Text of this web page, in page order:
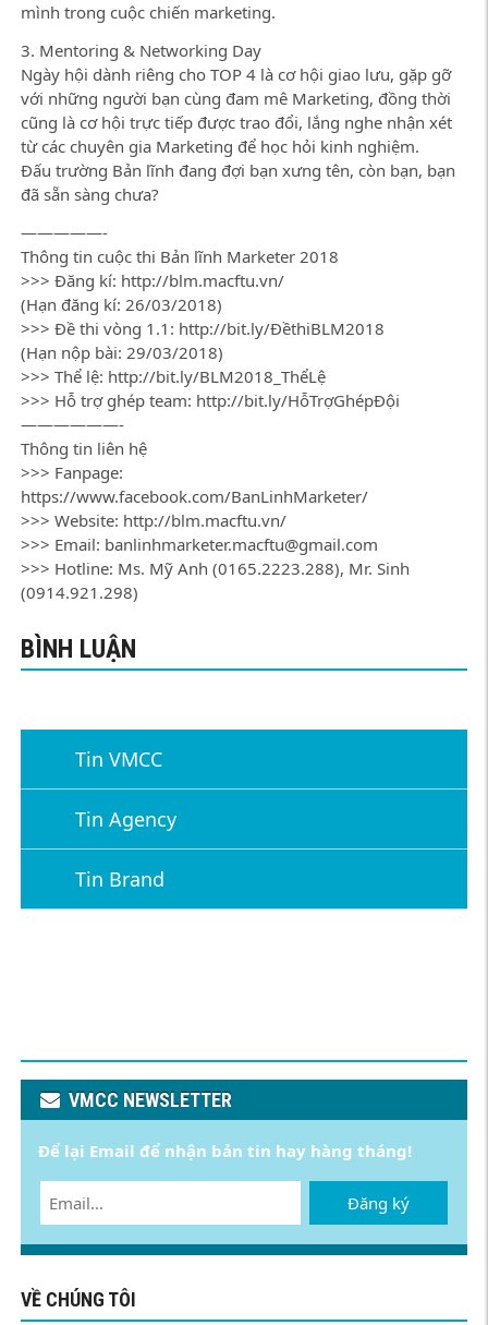
mình trong cuộc chiến marketing.
3. Mentoring & Networking Day
Ngày hội dành riêng cho TOP 4 là cơ hội giao lưu, gặp gỡ
với những người bạn cùng đam mê Marketing, đồng thời
cũng là cơ hội trực tiếp được trao đổi, lắng nghe nhận xét
từ các chuyên gia Marketing để học hỏi kinh nghiệm.
Đấu trường Bản lĩnh đang đợi bạn xưng tên, còn bạn, bạn
đã sẵn sàng chưa?
—————-
Thông tin cuộc thi Bản lĩnh Marketer 2018
>>> Đăng kí: http://blm.macftu.vn/
(Hạn đăng kí: 26/03/2018)
>>> Đề thi vòng 1.1: http://bit.ly/ĐềthiBLM2018
(Hạn nộp bài: 29/03/2018)
>>> Thể lệ: http://bit.ly/BLM2018_ThểLệ
>>> Hỗ trợ ghép team: http://bit.ly/HỗTrợGhépĐội
——————-
Thông tin liên hệ
>>> Fanpage:
https://www.facebook.com/BanLinhMarketer/
>>> Website: http://blm.macftu.vn/
>>> Email: banlinhmarketer.macftu@gmail.com
>>> Hotline: Ms. Mỹ Anh (0165.2223.288), Mr. Sinh
(0914.921.298)
BÌNH LUẬN
Tin VMCC
Tin Agency
Tin Brand
VMCC NEWSLETTER
Để lại Email để nhận bản tin hay hàng tháng!
Đăng ký
VỀ CHÚNG TÔI